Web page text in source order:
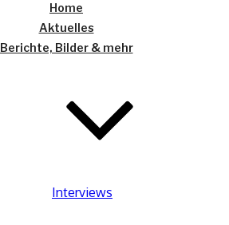
Home
Aktuelles
Berichte, Bilder & mehr
Interviews